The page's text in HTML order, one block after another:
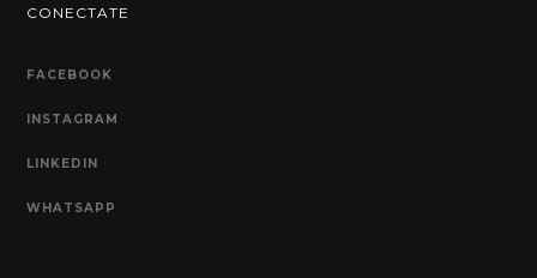
CONECTATE
FACEBOOK
INSTAGRAM
LINKEDIN
WHATSAPP